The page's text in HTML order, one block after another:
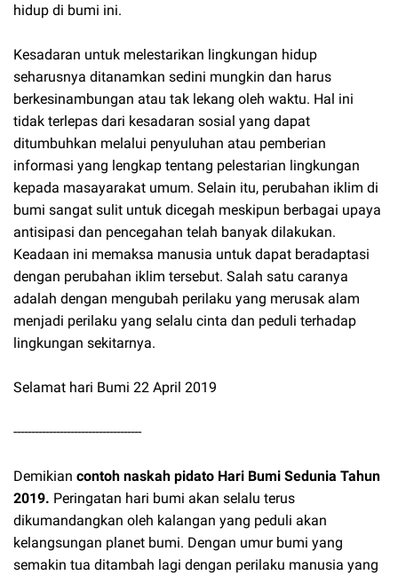
hidup di bumi ini.
Kesadaran untuk melestarikan lingkungan hidup
seharusnya ditanamkan sedini mungkin dan harus
berkesinambungan atau tak lekang oleh waktu. Hal ini
tidak terlepas dari kesadaran sosial yang dapat
ditumbuhkan melalui penyuluhan atau pemberian
informasi yang lengkap tentang pelestarian lingkungan
kepada masayarakat umum. Selain itu, perubahan iklim di
bumi sangat sulit untuk dicegah meskipun berbagai upaya
antisipasi dan pencegahan telah banyak dilakukan.
Keadaan ini memaksa manusia untuk dapat beradaptasi
dengan perubahan iklim tersebut. Salah satu caranya
adalah dengan mengubah perilaku yang merusak alam
menjadi perilaku yang selalu cinta dan peduli terhadap
lingkungan sekitarnya.
Selamat hari Bumi 22 April 2019
------------------------------------
Demikian contoh naskah pidato Hari Bumi Sedunia Tahun
2019. Peringatan hari bumi akan selalu terus
dikumandangkan oleh kalangan yang peduli akan
kelangsungan planet bumi. Dengan umur bumi yang
semakin tua ditambah lagi dengan perilaku manusia yang